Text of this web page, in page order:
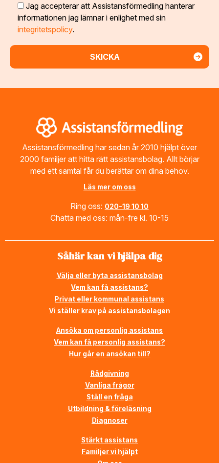
Jag accepterar att Assistansförmedling hanterar
informationen jag lämnar i enlighet med sin
integritetspolicy.
Assistansförmedling har sedan år 2010 hjälpt över
2000 familjer att hitta rätt assistansbolag. Allt börjar
med ett samtal får du berättar om dina behov.
Läs mer om oss
Ring oss: 020-19 10 10
Chatta med oss: mån-fre kl. 10-15
Såhär kan vi hjälpa dig
Välja eller byta assistansbolag
Vem kan få assistans?
Privat eller kommunal assistans
Vi ställer krav på assistansbolagen
Ansöka om personlig assistans
Vem kan få personlig assistans?
Hur går en ansökan till?
Rådgivning
Vanliga frågor
Ställ en fråga
Utbildning & föreläsning
Diagnoser
Stärkt assistans
Familjer vi hjälpt